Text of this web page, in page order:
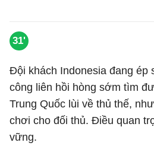
31'
Đội khách Indonesia đang ép
công liên hồi hòng sớm tìm
Trung Quốc lùi về thủ thế,
chơi cho đối thủ. Điều quan
vững.